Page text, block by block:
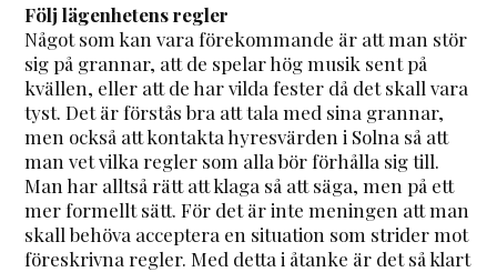
Följ lägenhetens regler
Något som kan vara förekommande är att man stör
sig på grannar, att de spelar hög musik sent på
kvällen, eller att de har vilda fester då det skall vara
tyst. Det är förstås bra att tala med sina grannar,
men också att kontakta hyresvärden i Solna så att
man vet vilka regler som alla bör förhålla sig till.
Man har alltså rätt att klaga så att säga, men på ett
mer formellt sätt. För det är inte meningen att man
skall behöva acceptera en situation som strider mot
föreskrivna regler. Med detta i åtanke är det så klart